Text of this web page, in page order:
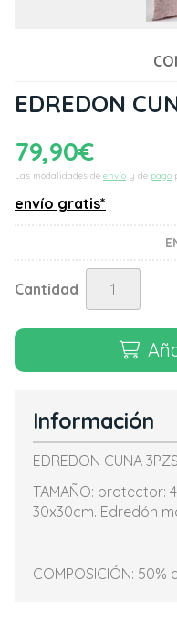
EDREDON
79,90€
Las modalidades de envío y de pago
envío gratis*
Cantidad
Información
EDREDON CUNA
TAMAÑO: protector:
30x30cm. Edredón
COMPOSICIÓN: